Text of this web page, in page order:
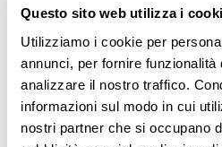
Questo sito web utilizza i
Utilizziamo i cookie per
annunci, per fornire
analizzare il nostro traffico.
informazioni sul modo in cui
nostri partner che si occupano
Perché deve
codice
Ilcodice disciplinare